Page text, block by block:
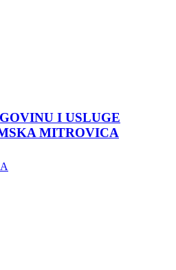
I USLUGE
MITROVICA